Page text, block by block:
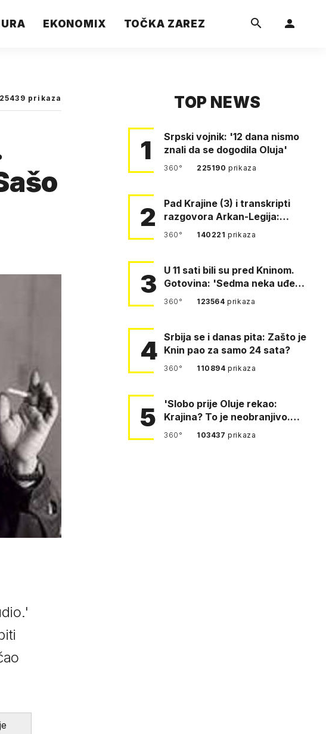
EKONOMIX TOČKA ZAREZ
25439 prikaza TOP NEWS
1
Srpski vojnik: '12 dana nismo
znali da se dogodila Oluja'
360° 225190prikaza
2
Pad Krajine (3) i transkripti
razgovora Arkan-Legija:
'Čujem, prelazite ustašam…
360° 140221prikaza
3
U 11 sati bili su pred Kninom.
Gotovina: 'Sedma neka uđe,
4. gardijska neka g…
360° 123564prikaza
4 Srbija se i danas pita: Zašto je
Knin pao za samo 24 sata?
360° 110894prikaza
5
'Slobo prije Oluje rekao:
Krajina? To je neobranjivo.
Tuđmana zvao Krivousti'
360° 103437prikaza